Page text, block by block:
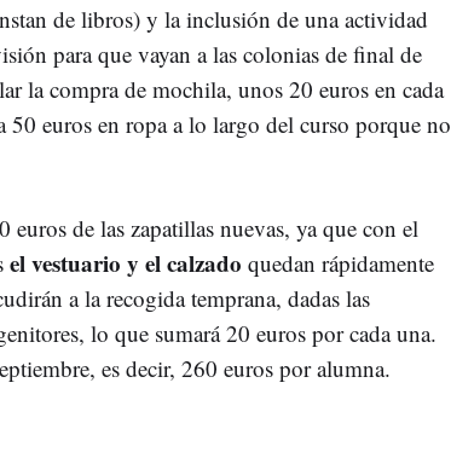
de libros) y la inclusión de una actividad
para que vayan a las colonias de final de
la compra de mochila, unos 20 euros en cada
50 euros en ropa a lo largo del curso porque no
de las zapatillas nuevas, ya que con el
el vestuario y el calzado quedan rápidamente
a la recogida temprana, dadas las
lo que sumará 20 euros por cada una.
es decir, 260 euros por alumna.